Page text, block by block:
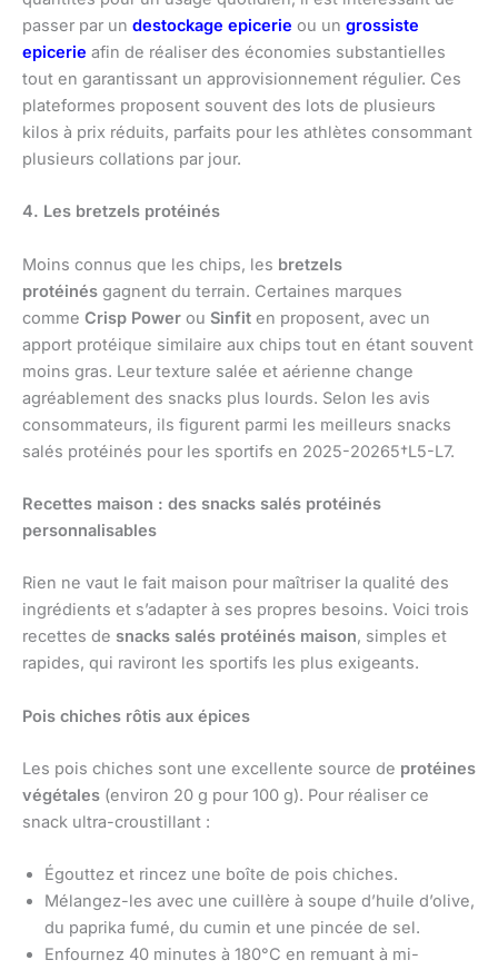
passer par un destockage epicerie ou un grossiste
epicerie afin de réaliser des économies substantielles
tout en garantissant un approvisionnement régulier. Ces
plateformes proposent souvent des lots de plusieurs
kilos à prix réduits, parfaits pour les athlètes consommant
plusieurs collations par jour.
4. Les bretzels protéinés
Moins connus que les chips, les bretzels
protéinés gagnent du terrain. Certaines marques
comme Crisp Power ou Sinfit en proposent, avec un
apport protéique similaire aux chips tout en étant souvent
moins gras. Leur texture salée et aérienne change
agréablement des snacks plus lourds. Selon les avis
consommateurs, ils figurent parmi les meilleurs snacks
salés protéinés pour les sportifs en 2025-20265†L5-L7.
Recettes maison : des snacks salés protéinés
personnalisables
Rien ne vaut le fait maison pour maîtriser la qualité des
ingrédients et s’adapter à ses propres besoins. Voici trois
recettes de snacks salés protéinés maison, simples et
rapides, qui raviront les sportifs les plus exigeants.
Pois chiches rôtis aux épices
Les pois chiches sont une excellente source de protéines
végétales (environ 20 g pour 100 g). Pour réaliser ce
snack ultra-croustillant :
Égouttez et rincez une boîte de pois chiches.
Mélangez-les avec une cuillère à soupe d’huile d’olive,
du paprika fumé, du cumin et une pincée de sel.
Enfournez 40 minutes à 180°C en remuant à mi-